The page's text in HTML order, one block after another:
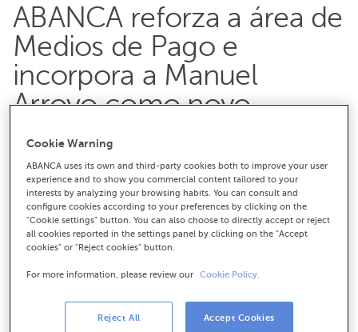
ABANCA reforza a área de
Medios de Pago e
incorpora a Manuel
Arroyo como novo
director
ABANCA impulsará os medios de pago no seu plan
estratéxico
Manuel Arroyo conta cunha ampla experiencia
profesional no campo dos medios de pago e seguros
en entidades multinacionais
Cookie Warning
ABANCA uses its own and third-party cookies both to improve your user
experience and to show you commercial content tailored to your
interests by analyzing your browsing habits. You can consult and
configure cookies according to your preferences by clicking on the
"Cookie settings" button. You can also choose to directly accept or reject
all cookies reported in the settings panel by clicking on the "Accept
cookies" or "Reject cookies" button.
For more information, please review our Cookie Policy.
Reject All Accept Cookies